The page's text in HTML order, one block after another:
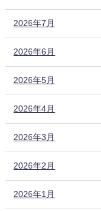
2026年7月
2026年6月
2026年5月
2026年4月
2026年3月
2026年2月
2026年1月